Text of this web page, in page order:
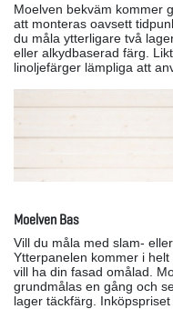
Moelven bekväm kommer
att monteras oavsett
du måla ytterligare två
eller alkydbaserad färg.
linoljefärger lämpliga att
Moelven Bas
Vill du måla med slam-
Ytterpanelen kommer i
vill ha din fasad omålad.
grundmålas en gång och
lager täckfärg.